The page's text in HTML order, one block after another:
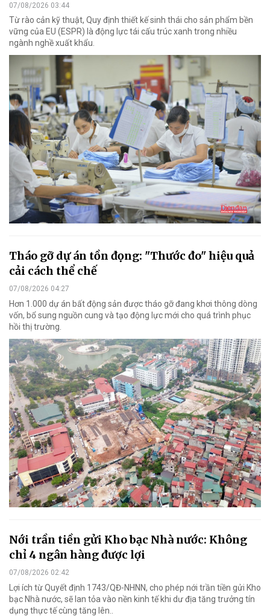
07/08/2026 03:44
Từ rào cản kỹ thuật, Quy định thiết kế sinh thái cho sản phẩm bền
vững của EU (ESPR) là động lực tái cấu trúc xanh trong nhiều
ngành nghề xuất khẩu.
Tháo gỡ dự án tồn đọng: "Thước đo" hiệu quả
cải cách thể chế
07/08/2026 04:27
Hơn 1.000 dự án bất động sản được tháo gỡ đang khơi thông dòng
vốn, bổ sung nguồn cung và tạo động lực mới cho quá trình phục
hồi thị trường.
Nới trần tiền gửi Kho bạc Nhà nước: Không
chỉ 4 ngân hàng được lợi
07/08/2026 02:42
Lợi ích từ Quyết định 1743/QĐ-NHNN, cho phép nới trần tiền gửi Kho
bạc Nhà nước, sẽ lan tỏa vào nền kinh tế khi dư địa tăng trưởng tín
dụng thực tế cùng tăng lên..